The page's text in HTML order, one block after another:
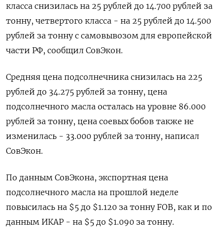
класса снизилась на 25 рублей до 14.700 рублей за
тонну, четвертого класса - на 25 рублей до 14.500
рублей за тонну с самовывозом для европейской
части РФ, сообщил СовЭкон.
Средняя цена подсолнечника снизилась на 225
рублей до 34.275 рублей за тонну, цена
подсолнечного масла осталась на уровне 86.000
рублей за тонну, цена соевых бобов также не
изменилась - 33.000 рублей за тонну, написал
СовЭкон.
По данным СовЭкона, экспортная цена
подсолнечного масла на прошлой неделе
повысилась на $5 до $1.120 за тонну FOB, как и по
данным ИКАР - на $5 до $1.090 за тонну.